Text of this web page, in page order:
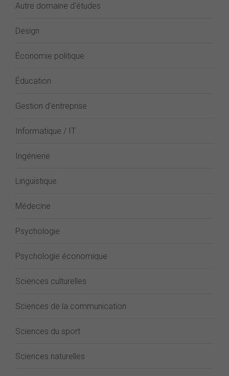
Autre domaine d'études
Design
Économie politique
Éducation
Gestion d'entreprise
Informatique / IT
Ingénierie
Linguistique
Médecine
Psychologie
Psychologie économique
Sciences culturelles
Sciences de la communication
Sciences du sport
Sciences naturelles